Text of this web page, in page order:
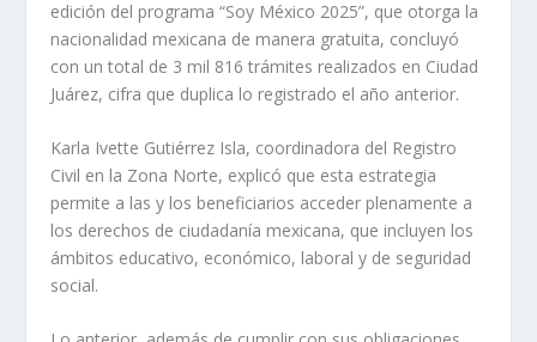
edición del programa “Soy México 2025”, que otorga la
nacionalidad mexicana de manera gratuita, concluyó
con un total de 3 mil 816 trámites realizados en Ciudad
Juárez, cifra que duplica lo registrado el año anterior.
Karla Ivette Gutiérrez Isla, coordinadora del Registro
Civil en la Zona Norte, explicó que esta estrategia
permite a las y los beneficiarios acceder plenamente a
los derechos de ciudadanía mexicana, que incluyen los
ámbitos educativo, económico, laboral y de seguridad
social.